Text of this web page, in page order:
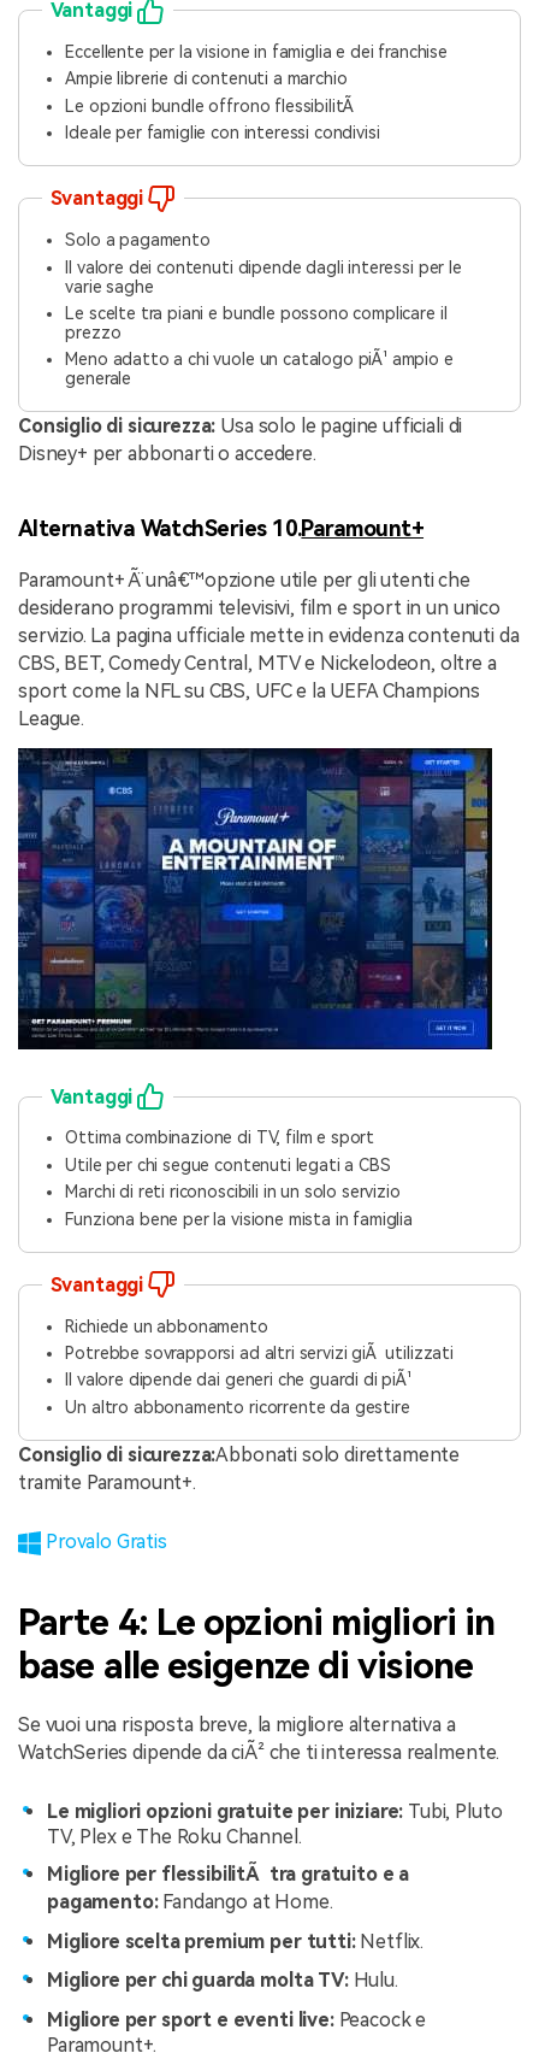
Vantaggi
Eccellente per la visione in famiglia e dei franchise
Ampie librerie di contenuti a marchio
Le opzioni bundle offrono flessibilitÃ
Ideale per famiglie con interessi condivisi
Svantaggi
Solo a pagamento
Il valore dei contenuti dipende dagli interessi per le
varie saghe
Le scelte tra piani e bundle possono complicare il
prezzo
Meno adatto a chi vuole un catalogo piÃ¹ ampio e
generale
Consiglio di sicurezza: Usa solo le pagine ufficiali di
Disney+ per abbonarti o accedere.
Alternativa WatchSeries 10.Paramount+
Paramount+ Ã¨ unâ€™opzione utile per gli utenti che
desiderano programmi televisivi, film e sport in un unico
servizio. La pagina ufficiale mette in evidenza contenuti da
CBS, BET, Comedy Central, MTV e Nickelodeon, oltre a
sport come la NFL su CBS, UFC e la UEFA Champions
League.
Vantaggi
Ottima combinazione di TV, film e sport
Utile per chi segue contenuti legati a CBS
Marchi di reti riconoscibili in un solo servizio
Funziona bene per la visione mista in famiglia
Svantaggi
Richiede un abbonamento
Potrebbe sovrapporsi ad altri servizi giÃ utilizzati
Il valore dipende dai generi che guardi di piÃ¹
Un altro abbonamento ricorrente da gestire
Consiglio di sicurezza:Abbonati solo direttamente
tramite Paramount+.
Provalo Gratis
Parte 4: Le opzioni migliori in
base alle esigenze di visione
Se vuoi una risposta breve, la migliore alternativa a
WatchSeries dipende da ciÃ² che ti interessa realmente.
Le migliori opzioni gratuite per iniziare: Tubi, Pluto
TV, Plex e The Roku Channel.
Migliore per flessibilitÃ tra gratuito e a
pagamento:Fandango at Home.
Migliore scelta premium per tutti:Netflix.
Migliore per chi guarda molta TV:Hulu.
Migliore per sport e eventi live:Peacock e
Paramount+.